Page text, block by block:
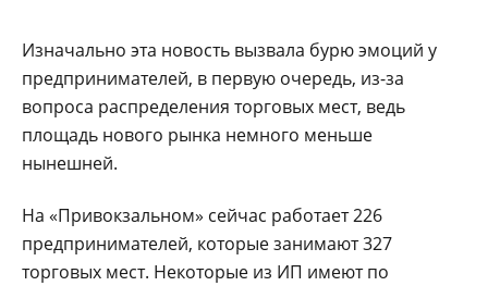
Изначально эта новость вызвала бурю эмоций у
предпринимателей, в первую очередь, из-за
вопроса распределения торговых мест, ведь
площадь нового рынка немного меньше
нынешней.
На «Привокзальном» сейчас работает 226
предпринимателей, которые занимают 327
торговых мест. Некоторые из ИП имеют по